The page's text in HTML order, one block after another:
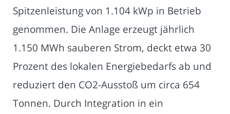
Spitzenleistung von 1.104 kWp in Betrieb
genommen. Die Anlage erzeugt jährlich
1.150 MWh sauberen Strom, deckt etwa 30
Prozent des lokalen Energiebedarfs ab und
reduziert den CO2-Ausstoß um circa 654
Tonnen. Durch Integration in ein